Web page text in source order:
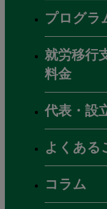
プログラ
就労移行
料金
代表・設
よくある
コラム